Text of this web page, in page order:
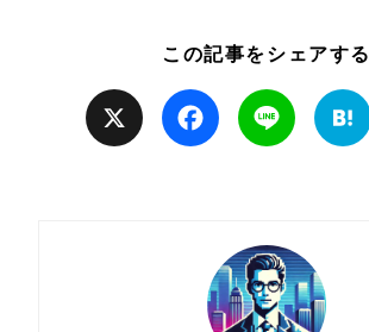
この記事をシェアする
Facebook Line